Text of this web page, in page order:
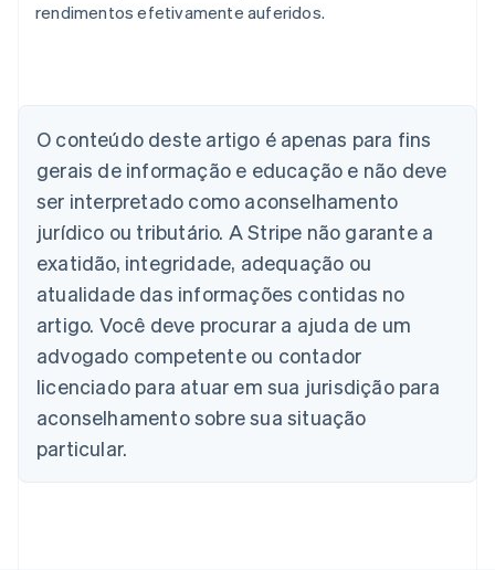
rendimentos efetivamente auferidos.
O conteúdo deste artigo é apenas para fins
gerais de informação e educação e não deve
ser interpretado como aconselhamento
jurídico ou tributário. A Stripe não garante a
exatidão, integridade, adequação ou
atualidade das informações contidas no
artigo. Você deve procurar a ajuda de um
advogado competente ou contador
licenciado para atuar em sua jurisdição para
aconselhamento sobre sua situação
particular.
Austrália
English
Áustria
DeutschEnglish
Bélgica
Brasil
PortuguêsEnglish
Bulgária
Canadá
EnglishFrançais
China continental
简体中文English
Chipre
English
Croácia
EnglishItaliano